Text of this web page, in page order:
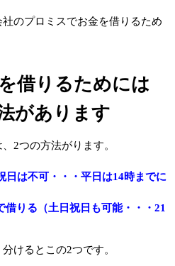
のプロミスでお金を借りるため
借りるためには
があります
2つの方法がります。
日は不可・・・平日は14時までに
りる（土日祝日も可能・・・21
けるとこの2つです。